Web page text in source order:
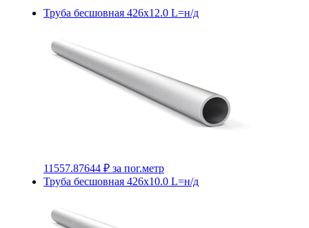
Труба бесшовная 426х12.0 L=н/д
11557.87644 ₽ за пог.метр
Труба бесшовная 426х10.0 L=н/д